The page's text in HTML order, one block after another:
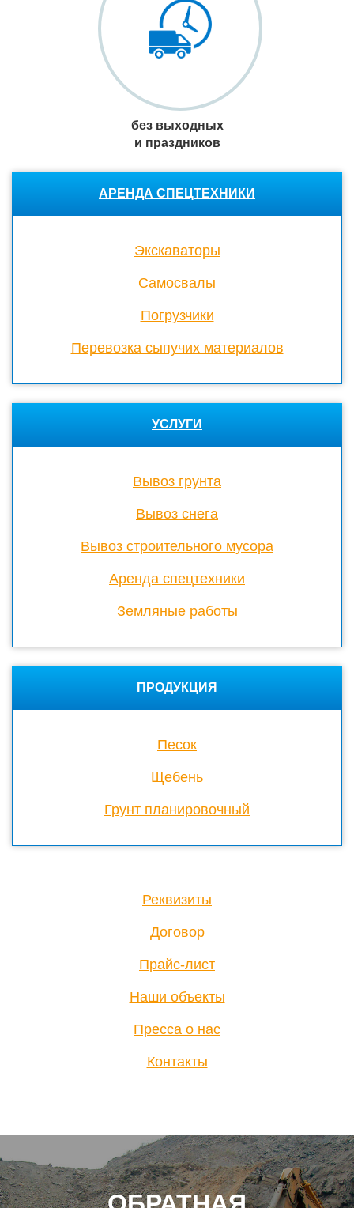
без выходных
и праздников
АРЕНДА СПЕЦТЕХНИКИ
Экскаваторы
Cамосвалы
Погрузчики
Перевозка сыпучих материалов
УСЛУГИ
Вывоз грунта
Вывоз снега
Вывоз строительного мусора
Аренда спецтехники
Земляные работы
ПРОДУКЦИЯ
Песок
Щебень
Грунт планировочный
Реквизиты
Договор
Прайс-лист
Наши объекты
Пресса о нас
Контакты